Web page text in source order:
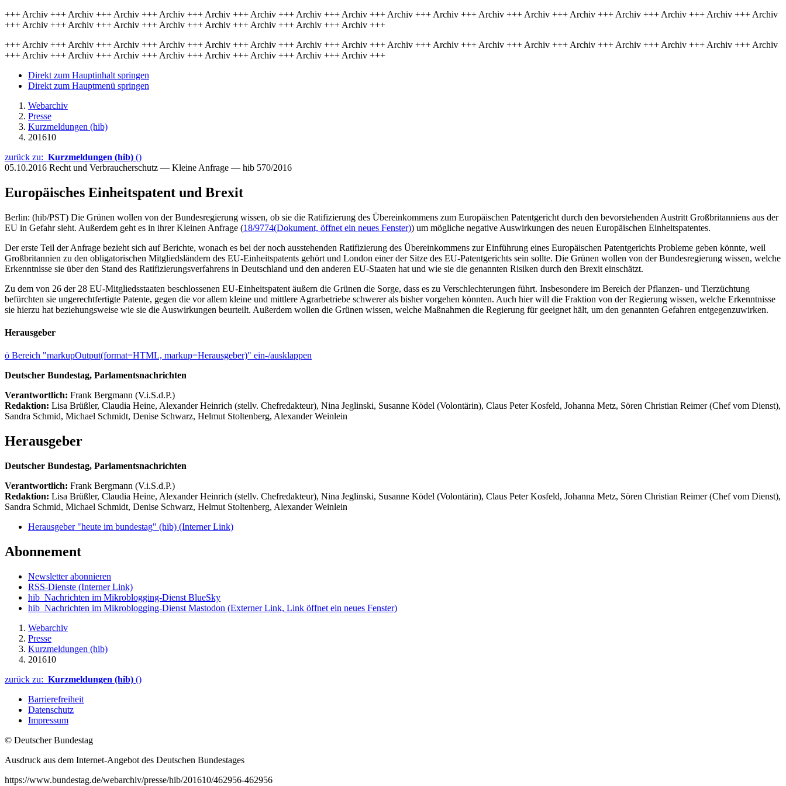
+++ Archiv +++ Archiv +++ Archiv +++ Archiv +++ Archiv +++ Archiv +++ Archiv +++ Archiv +++ Archiv +++ Archiv +++ Archiv +++ Archiv +++ Archiv +++ Archiv +++ Archiv +++ Archiv +++ Archiv
+++ Archiv +++ Archiv +++ Archiv +++ Archiv +++ Archiv +++ Archiv +++ Archiv +++ Archiv +++
+++ Archiv +++ Archiv +++ Archiv +++ Archiv +++ Archiv +++ Archiv +++ Archiv +++ Archiv +++ Archiv +++ Archiv +++ Archiv +++ Archiv +++ Archiv +++ Archiv +++ Archiv +++ Archiv +++ Archiv
+++ Archiv +++ Archiv +++ Archiv +++ Archiv +++ Archiv +++ Archiv +++ Archiv +++ Archiv +++
Direkt zum Hauptinhalt springen
Direkt zum Hauptmenü springen
Webarchiv
Presse
Kurzmeldungen (hib)
201610
zurück zu: Kurzmeldungen (hib) ()
05.10.2016 Recht und Verbraucherschutz — Kleine Anfrage — hib 570/2016
Europäisches Einheitspatent und Brexit
Berlin: (hib/PST) Die Grünen wollen von der Bundesregierung wissen, ob sie die Ratifizierung des Übereinkommens zum Europäischen Patentgericht durch den bevorstehenden Austritt Großbritanniens aus der
EU in Gefahr sieht. Außerdem geht es in ihrer Kleinen Anfrage (18/9774(Dokument, öffnet ein neues Fenster)) um mögliche negative Auswirkungen des neuen Europäischen Einheitspatentes.
Der erste Teil der Anfrage bezieht sich auf Berichte, wonach es bei der noch ausstehenden Ratifizierung des Übereinkommens zur Einführung eines Europäischen Patentgerichts Probleme geben könnte, weil
Großbritannien zu den obligatorischen Mitgliedsländern des EU-Einheitspatents gehört und London einer der Sitze des EU-Patentgerichts sein sollte. Die Grünen wollen von der Bundesregierung wissen, welche
Erkenntnisse sie über den Stand des Ratifizierungsverfahrens in Deutschland und den anderen EU-Staaten hat und wie sie die genannten Risiken durch den Brexit einschätzt.
Zu dem von 26 der 28 EU-Mitgliedsstaaten beschlossenen EU-Einheitspatent äußern die Grünen die Sorge, dass es zu Verschlechterungen führt. Insbesondere im Bereich der Pflanzen- und Tierzüchtung
befürchten sie ungerechtfertigte Patente, gegen die vor allem kleine und mittlere Agrarbetriebe schwerer als bisher vorgehen könnten. Auch hier will die Fraktion von der Regierung wissen, welche Erkenntnisse
sie hierzu hat beziehungsweise wie sie die Auswirkungen beurteilt. Außerdem wollen die Grünen wissen, welche Maßnahmen die Regierung für geeignet hält, um den genannten Gefahren entgegenzuwirken.
Herausgeber
ö Bereich "markupOutput(format=HTML, markup=Herausgeber)" ein-/ausklappen
Deutscher Bundestag, Parlamentsnachrichten
Verantwortlich: Frank Bergmann (V.i.S.d.P.)
Redaktion: Lisa Brüßler, Claudia Heine, Alexander Heinrich (stellv. Chefredakteur), Nina Jeglinski, Susanne Ködel (Volontärin), Claus Peter Kosfeld, Johanna Metz, Sören Christian Reimer (Chef vom Dienst),
Sandra Schmid, Michael Schmidt, Denise Schwarz, Helmut Stoltenberg, Alexander Weinlein
Herausgeber
Deutscher Bundestag, Parlamentsnachrichten
Verantwortlich: Frank Bergmann (V.i.S.d.P.)
Redaktion: Lisa Brüßler, Claudia Heine, Alexander Heinrich (stellv. Chefredakteur), Nina Jeglinski, Susanne Ködel (Volontärin), Claus Peter Kosfeld, Johanna Metz, Sören Christian Reimer (Chef vom Dienst),
Sandra Schmid, Michael Schmidt, Denise Schwarz, Helmut Stoltenberg, Alexander Weinlein
Herausgeber "heute im bundestag" (hib) (Interner Link)
Abonnement
Newsletter abonnieren
RSS-Dienste (Interner Link)
hib_Nachrichten im Mikroblogging-Dienst BlueSky
hib_Nachrichten im Mikroblogging-Dienst Mastodon (Externer Link, Link öffnet ein neues Fenster)
Webarchiv
Presse
Kurzmeldungen (hib)
201610
zurück zu: Kurzmeldungen (hib) ()
Barrierefreiheit
Datenschutz
Impressum
© Deutscher Bundestag
Ausdruck aus dem Internet-Angebot des Deutschen Bundestages
https://www.bundestag.de/webarchiv/presse/hib/201610/462956-462956